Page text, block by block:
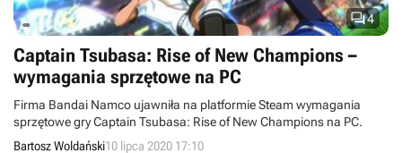
4
Captain Tsubasa: Rise of New Champions –
wymagania sprzętowe na PC
Firma Bandai Namco ujawniła na platformie Steam wymagania
sprzętowe gry Captain Tsubasa: Rise of New Champions na PC.
Bartosz Woldański10 lipca 2020 17:10